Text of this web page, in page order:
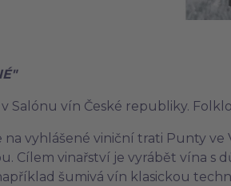
Salónu vín České republiky.
na vyhlášené viniční trati Punty
Cílem vinařství je vyrábět vína s
šumivá vín klasickou